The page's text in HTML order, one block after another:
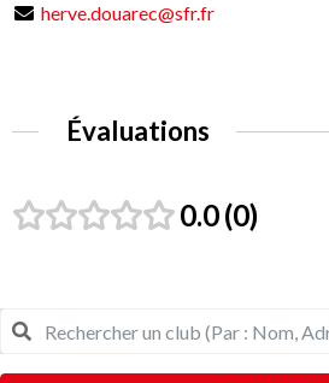
herve.douarec@sfr.fr
Évaluations
0.0 0